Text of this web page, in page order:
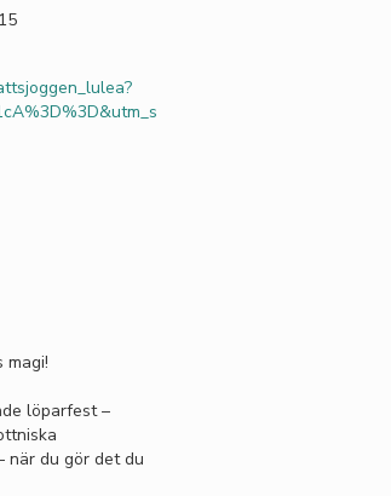
magi!
löparfest –
när du gör det du